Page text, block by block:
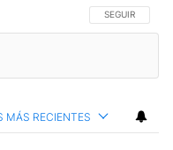
SIGA ESTA
SEGUIR
MÁS RECIENTES